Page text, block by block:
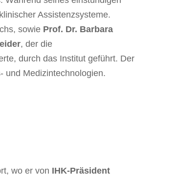
Assistenzsysteme.
sowie Prof. Dr. Barbara
, der die
durch das Institut geführt. Der
und Medizintechnologien.
wo er von IHK-Präsident